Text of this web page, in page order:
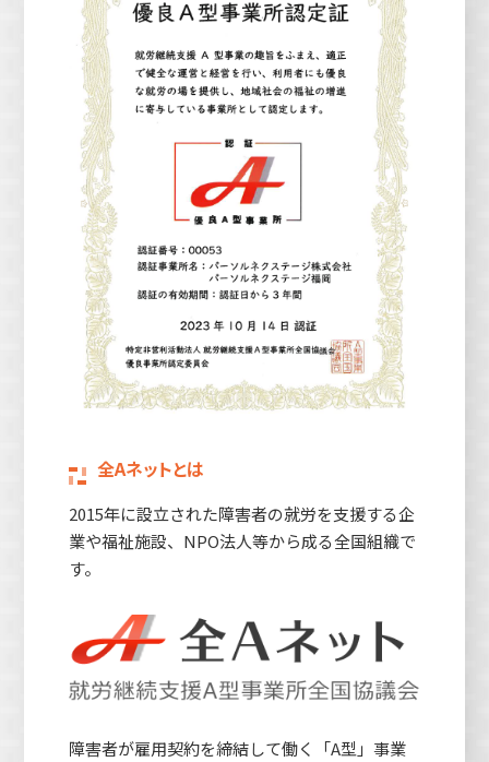
全Aネットとは
2015年に設立された障害者の就労を支援する企
業や福祉施設、NPO法人等から成る全国組織で
す。
障害者が雇用契約を締結して働く「A型」事業